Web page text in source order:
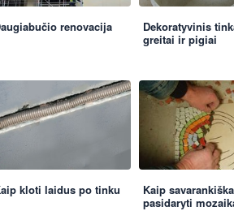
renovacija
Dekoratyvinis
greitai ir pigiai
kloti laidus po tinku
Kaip
pasidaryti